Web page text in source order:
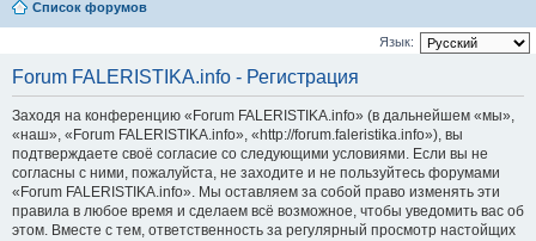
Список форумов
Язык:
Forum FALERISTIKA.info - Регистрация
Заходя на конференцию «Forum FALERISTIKA.info» (в дальнейшем «мы»,
«наш», «Forum FALERISTIKA.info», «http://forum.faleristika.info»), вы
подтверждаете своё согласие со следующими условиями. Если вы не
согласны с ними, пожалуйста, не заходите и не пользуйтесь форумами
«Forum FALERISTIKA.info». Мы оставляем за собой право изменять эти
правила в любое время и сделаем всё возможное, чтобы уведомить вас об
этом. Вместе с тем, ответственность за регулярный просмотр настойщих